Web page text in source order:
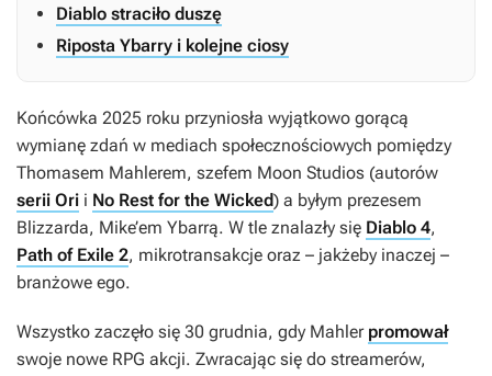
Diablo straciło duszę
Riposta Ybarry i kolejne ciosy
Końcówka 2025 roku przyniosła wyjątkowo gorącą
wymianę zdań w mediach społecznościowych pomiędzy
Thomasem Mahlerem, szefem Moon Studios (autorów
serii Ori i No Rest for the Wicked) a byłym prezesem
Blizzarda, Mike’em Ybarrą. W tle znalazły się Diablo 4,
Path of Exile 2, mikrotransakcje oraz – jakżeby inaczej –
branżowe ego.
Wszystko zaczęło się 30 grudnia, gdy Mahler promował
swoje nowe RPG akcji. Zwracając się do streamerów,